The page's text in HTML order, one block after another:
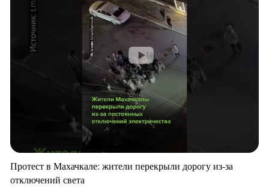
Протест в Махачкале: жители перекрыли дорогу из-за
отключений света